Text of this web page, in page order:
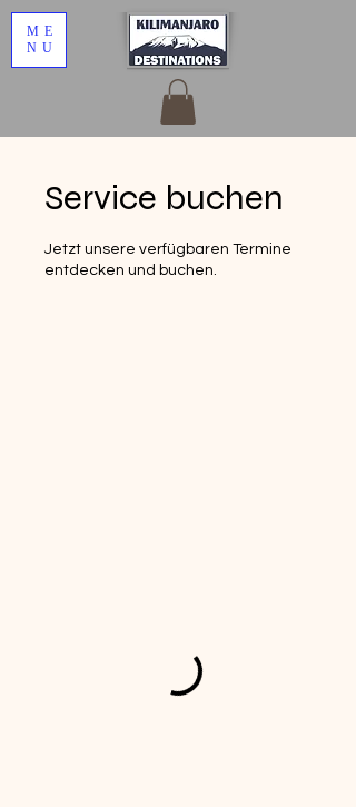
ME
NU
Service buchen
Jetzt unsere verfügbaren Termine
entdecken und buchen.